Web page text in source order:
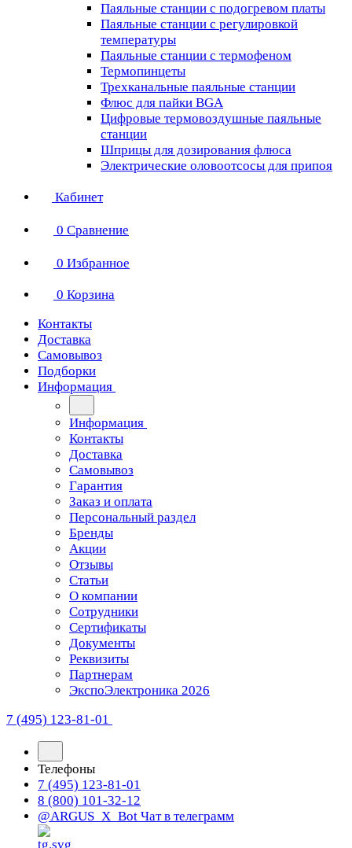
Паяльные станции с подогревом платы
Паяльные станции с регулировкой
температуры
Паяльные станции с термофеном
Термопинцеты
Трехканальные паяльные станции
Флюс для пайки BGA
Цифровые термовоздушные паяльные
станции
Шприцы для дозирования флюса
Электрические оловоотсосы для припоя
Кабинет
0 Сравнение
0 Избранное
0 Корзина
Контакты
Доставка
Самовывоз
Подборки
Информация
Информация
Контакты
Доставка
Самовывоз
Гарантия
Заказ и оплата
Персональный раздел
Бренды
Акции
Отзывы
Статьи
О компании
Сотрудники
Сертификаты
Документы
Реквизиты
Партнерам
ЭкспоЭлектроника 2026
7 (495) 123-81-01
Телефоны
7 (495) 123-81-01
8 (800) 101-32-12
@ARGUS_X_Bot Чат в телеграмм